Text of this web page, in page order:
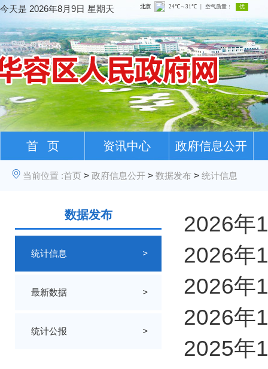
今天是 2026年8月9日 星期天
首 页 资讯中心 政府信息公开
当前位置 :首页 > 政府信息公开 > 数据发布 > 统计信息
数据发布
统计信息 >
最新数据 >
统计公报 >
2026年
2026年
2026年
2026年
2025年